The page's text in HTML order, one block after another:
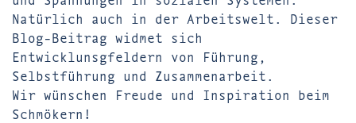
Natürlich auch in der Arbeitswelt. Dieser
Blog-Beitrag widmet sich
Entwicklunsgfeldern von Führung,
Selbstführung und Zusammenarbeit.
Wir wünschen Freude und Inspiration beim
Schmökern!